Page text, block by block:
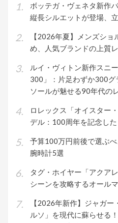
ボッテガ・ヴェネタ新作
縦長シルエットが登場、
【2026年夏】メンズシ
め、人気ブランドの上質
ルイ・ヴィトン新作スニ
300」：片足わずか300グ
ソールが魅せる90年代の
ロレックス「オイスター
デル：100周年を記念し
予算100万円前後で選ぶ
腕時計5選
タグ・ホイヤー「アクア
シーンを攻略するオール
【2026年新作】ジャガ
ルソ」を現代に蘇らせる